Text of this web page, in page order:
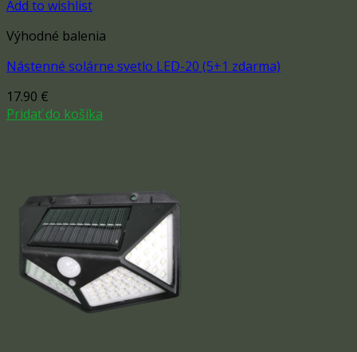
Add to wishlist
Výhodné balenia
Nástenné solárne svetlo LED-20 (5+1 zdarma)
17.90 €
Pridať do košíka